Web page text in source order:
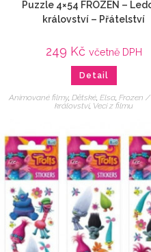
Puzzle 4×54 FROZEN –
království – Přátelství
249 Kč včetně DPH
Detail
Animované filmy, Dětské, Elsa, Frozen
království, Veci z filmu